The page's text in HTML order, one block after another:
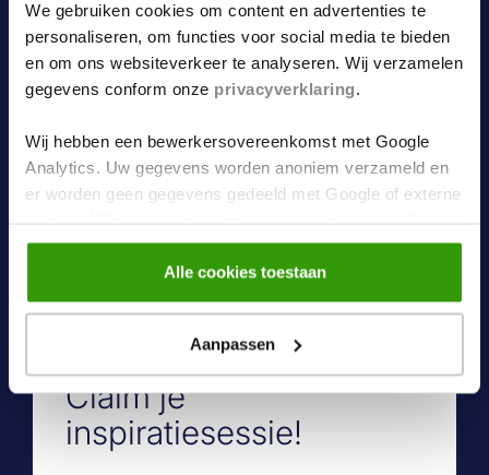
We gebruiken cookies om content en advertenties te
personaliseren, om functies voor social media te bieden
en om ons websiteverkeer te analyseren. Wij verzamelen
gegevens conform onze privacyverklaring
Wij hebben een bewerkersovereenkomst met Google
Analytics. Uw gegevens worden anoniem verzameld en
er worden geen gegevens gedeeld met Google of externe
embedded content? Vink dan alle vakjes aan. Je kunt
altijd jouw toestemming aanpassen middels
onzecookiebeleidpagina.
Alle cookies toestaan
Aanpassen
Trivium Ceramics
EVE Architecten
Fotografie:
Bedrijfsfotograaf OLIVR.
Claim je
inspiratiesessie!